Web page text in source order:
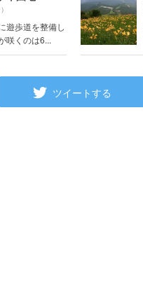
遊歩道を整備し
咲くのは6...
ツイートする